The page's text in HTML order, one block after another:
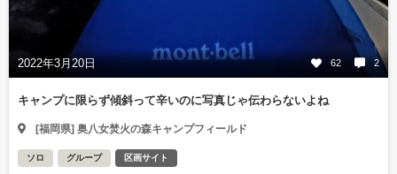
2022年3月20日 62 2
キャンプに限らず傾斜って辛いのに写真じゃ伝わらないよね
[福岡県] 奥八女焚火の森キャンプフィールド
ソロ グループ 区画サイト